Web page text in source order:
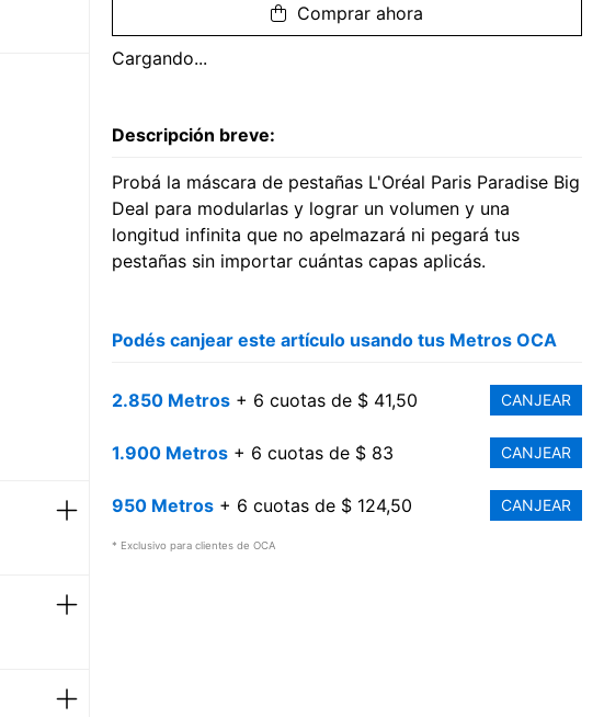
Comprar ahora
Cargando...
Descripción breve:
Probá la máscara de pestañas L'Oréal Paris Paradise Big
Deal para modularlas y lograr un volumen y una
longitud infinita que no apelmazará ni pegará tus
pestañas sin importar cuántas capas aplicás.
Podés canjear este artículo usando tus Metros OCA
2.850 Metros+ 6 cuotas de $ 41,50 CANJEAR
1.900 Metros+ 6 cuotas de $ 83 CANJEAR
950 Metros+ 6 cuotas de $ 124,50 CANJEAR
* Exclusivo para clientes de OCA